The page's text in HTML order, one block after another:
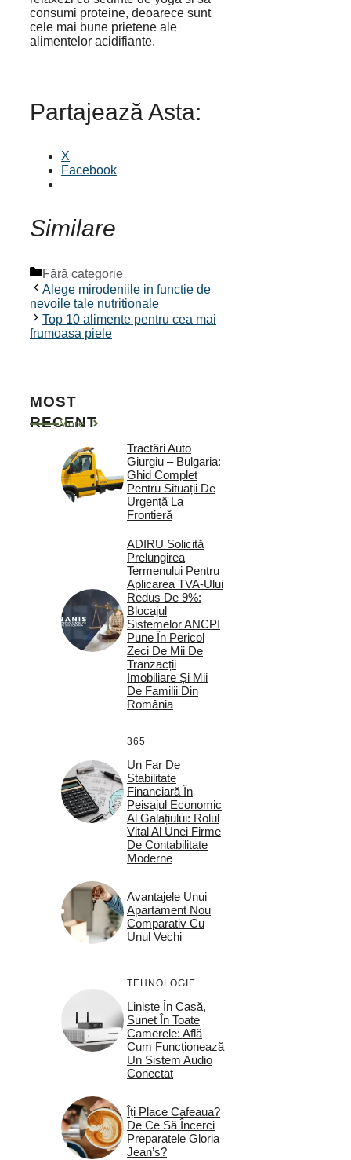
consumi proteine, deoarece sunt
cele mai bune prietene ale
alimentelor acidifiante.
Partajează Asta:
X
Facebook
Similare
Categorii
Fără categorie
Alege mirodeniile in functie de
nevoile tale nutritionale
Top 10 alimente pentru cea mai
frumoasa piele
MOST
RECENT
More
Tractări Auto
Giurgiu – Bulgaria:
Ghid Complet
Pentru Situații De
Urgență La
Frontieră
ADIRU Solicită
Prelungirea
Termenului Pentru
Aplicarea TVA-Ului
Redus De 9%:
Blocajul
Sistemelor ANCPI
Pune În Pericol
Zeci De Mii De
Tranzacții
Imobiliare Și Mii
De Familii Din
România
365
Un Far De
Stabilitate
Financiară În
Peisajul Economic
Al Galațiului: Rolul
Vital Al Unei Firme
De Contabilitate
Moderne
Avantajele Unui
Apartament Nou
Comparativ Cu
Unul Vechi
TEHNOLOGIE
Liniște În Casă,
Sunet În Toate
Camerele: Află
Cum Funcționează
Un Sistem Audio
Conectat
Îți Place Cafeaua?
De Ce Să Încerci
Preparatele Gloria
Jean’s?